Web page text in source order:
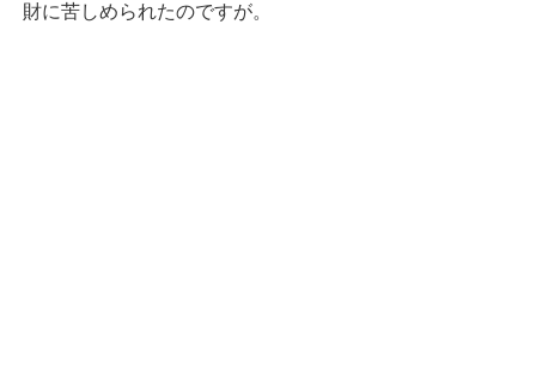
財に苦しめられたのですが。